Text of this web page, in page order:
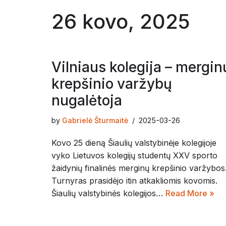
26 kovo, 2025
Vilniaus kolegija –
krepšinio varžybų
nugalėtoja
by Gabrielė Šturmaitė 2025-03-26
Kovo 25 dieną Šiaulių valstybinėje kolegijoje
vyko Lietuvos kolegijų studentų XXV sporto
žaidynių finalinės merginų krepšinio
Turnyras prasidėjo itin atkakliomis kovomis.
Šiaulių valstybinės kolegijos… Read More »